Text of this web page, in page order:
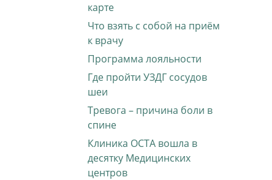
карте
Что взять с собой на приём
к врачу
Программа лояльности
Где пройти УЗДГ сосудов
шеи
Тревога – причина боли в
спине
Клиника ОСТА вошла в
десятку Медицинских
центров